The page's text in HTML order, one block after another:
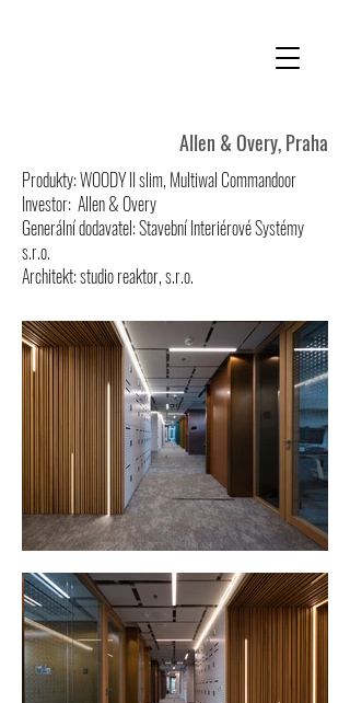
Allen & Overy, Praha
Produkty: WOODY II slim, Multiwal Commandoor
Investor: Allen & Overy
Generální dodavatel: Stavební Interiérové Systémy
s.r.o.
Architekt: studio reaktor, s.r.o.